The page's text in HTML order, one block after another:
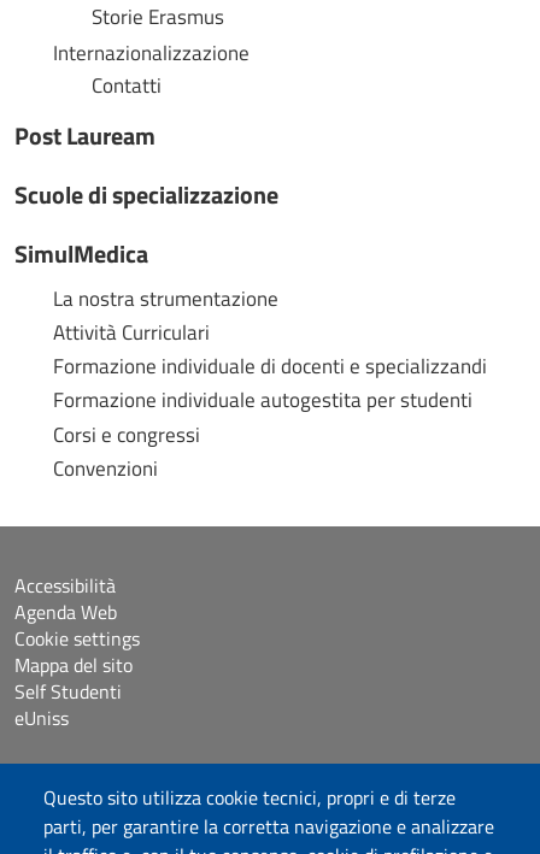
Questo sito utilizza cookie tecnici, propri e di terze
parti, per garantire la corretta navigazione e analizzare
Storie Erasmus
Internazionalizzazione
Contatti
Post Lauream
Scuole di specializzazione
SimulMedica
La nostra strumentazione
Attività Curriculari
Formazione individuale di docenti e specializzandi
Formazione individuale autogestita per studenti
Corsi e congressi
Convenzioni
Accessibilità
Agenda Web
Cookie settings
Mappa del sito
Self Studenti
eUniss
Dichiarazione di accessibilità
Posta elettronica @uniss.it
Protocollo